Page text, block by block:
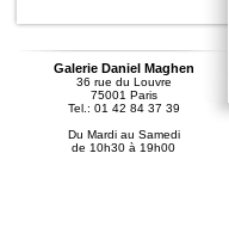
Galerie Daniel Maghen
36 rue du Louvre
75001 Paris
Tel.: 01 42 84 37 39
Du Mardi au Samedi
de 10h30 à 19h00